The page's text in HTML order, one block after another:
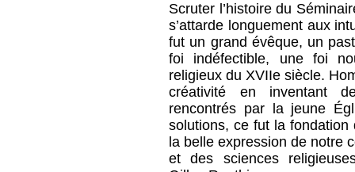
Scruter l’histoire du
s’attarde longuement aux
fut un grand évêque, un
foi indéfectible, une foi
religieux du XVIIe siècle.
créativité en inventant
rencontrés par la jeune
solutions, ce fut la
la belle expression de notre
et des sciences